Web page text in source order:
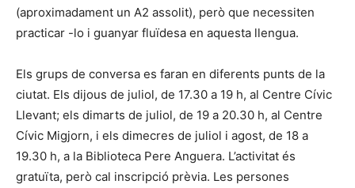
(aproximadament un A2 assolit), però que necessiten
practicar -lo i guanyar fluïdesa en aquesta llengua.
Els grups de conversa es faran en diferents punts de la
ciutat. Els dijous de juliol, de 17.30 a 19 h, al Centre Cívic
Llevant; els dimarts de juliol, de 19 a 20.30 h, al Centre
Cívic Migjorn, i els dimecres de juliol i agost, de 18 a
19.30 h, a la Biblioteca Pere Anguera. L’activitat és
gratuïta, però cal inscripció prèvia. Les persones